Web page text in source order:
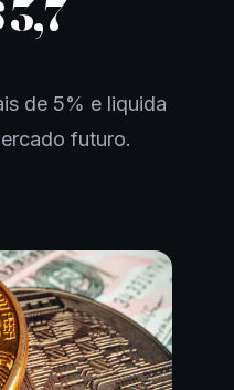
de 5% e liquida
futuro.